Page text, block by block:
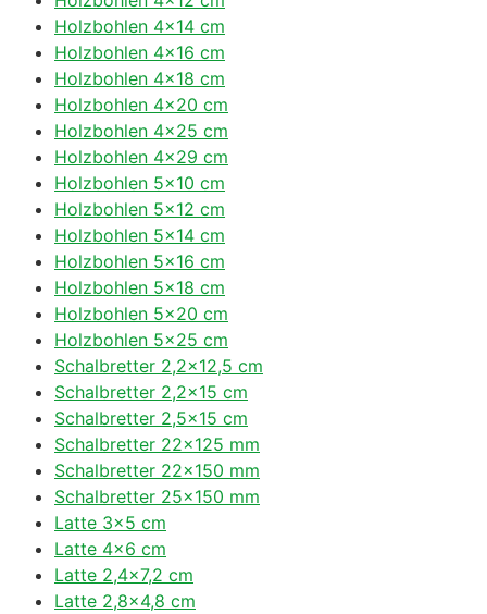
Holzbohlen 4×14 cm
Holzbohlen 4×16 cm
Holzbohlen 4×18 cm
Holzbohlen 4×20 cm
Holzbohlen 4×25 cm
Holzbohlen 4×29 cm
Holzbohlen 5×10 cm
Holzbohlen 5×12 cm
Holzbohlen 5×14 cm
Holzbohlen 5×16 cm
Holzbohlen 5×18 cm
Holzbohlen 5×20 cm
Holzbohlen 5×25 cm
Schalbretter 2,2×12,5 cm
Schalbretter 2,2×15 cm
Schalbretter 2,5×15 cm
Schalbretter 22×125 mm
Schalbretter 22×150 mm
Schalbretter 25×150 mm
Latte 3×5 cm
Latte 4×6 cm
Latte 2,4×7,2 cm
Latte 2,8×4,8 cm